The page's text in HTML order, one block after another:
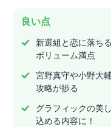
良い点
新選組と恋に落ち
ボリューム満点
宮野真守や小野大
攻略が捗る
グラフィックの美
込める内容に！